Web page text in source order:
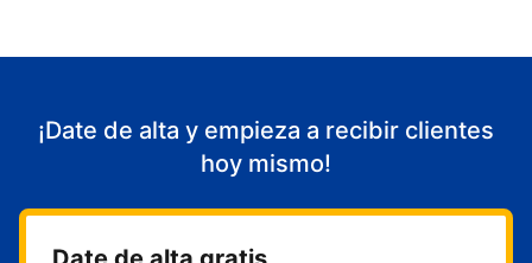
¡Date de alta y empieza a recibir clientes
hoy mismo!